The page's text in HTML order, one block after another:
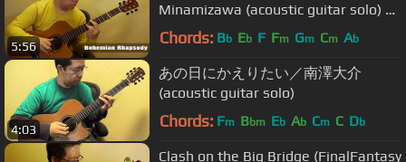
5:56
Minamizawa (acoustic guitar solo) ボ
ヘミアン・ラプソディ／南澤大介
Chords: Bb Eb F Fm Gm Cm Ab
4:03
あの日にかえりたい／南澤大介
(acoustic guitar solo)
Chords: Fm Bbm Eb Ab Cm C Db
Clash on the Big Bridge (FinalFantasy